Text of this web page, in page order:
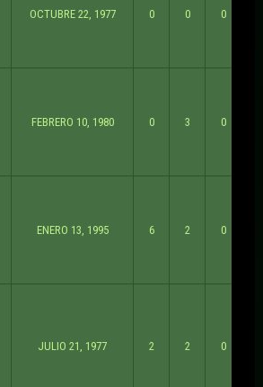
OCTUBRE 22, 1977 0 0 0
FEBRERO 10, 1980 0 3 0
ENERO 13, 1995 6 2 0
JULIO 21, 1977 2 2 0